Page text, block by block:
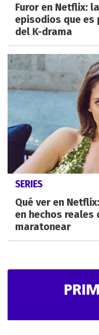
Furor en Netflix:
episodios que
del K-drama
SERIES
Qué ver en
en hechos reales
maratonear